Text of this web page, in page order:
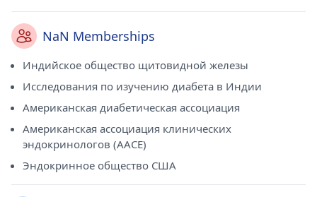
NaN Memberships
Индийское общество щитовидной железы
Исследования по изучению диабета в Индии
Американская диабетическая ассоциация
Американская ассоциация клинических
эндокринологов (AACE)
Эндокринное общество США